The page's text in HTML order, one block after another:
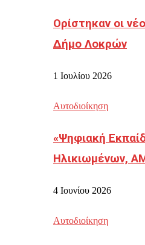
Ορίστηκαν οι
Δήμο Λοκρών
1 Ιουλίου 2026
Αυτοδιοίκηση
«Ψηφιακή
Ηλικιωμένων,
4 Ιουνίου 2026
Αυτοδιοίκηση